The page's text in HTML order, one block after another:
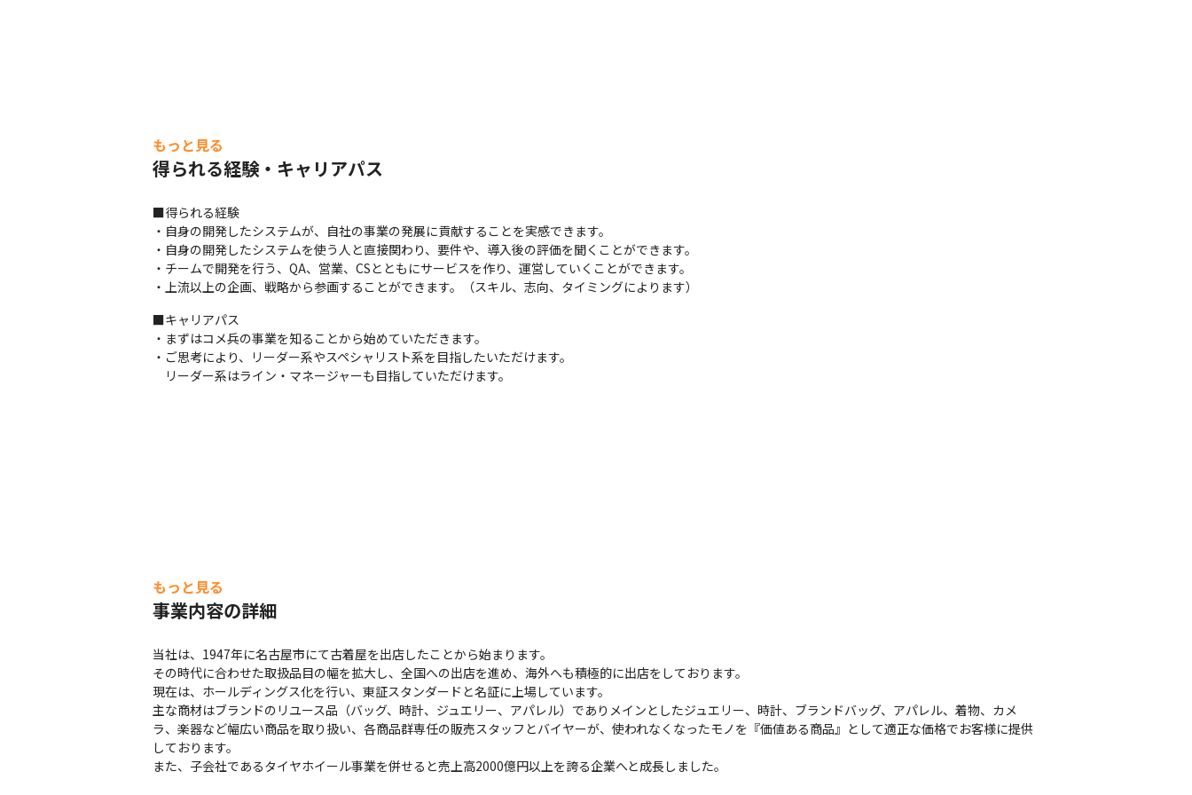
もっと見る
得られる経験・キャリアパス
■得られる経験
・自身の開発したシステムが、自社の事業の発展に貢献することを実感できます。
・自身の開発したシステムを使う人と直接関わり、要件や、導入後の評価を聞くことができます。
・チームで開発を行う、QA、営業、CSとともにサービスを作り、運営していくことができます。
・上流以上の企画、戦略から参画することができます。（スキル、志向、タイミングによります）
■キャリアパス
・まずはコメ兵の事業を知ることから始めていただきます。
・ご思考により、リーダー系やスペシャリスト系を目指したいただけます。
リーダー系はライン・マネージャーも目指していただけます。
もっと見る
事業内容の詳細
当社は、1947年に名古屋市にて古着屋を出店したことから始まります。
その時代に合わせた取扱品目の幅を拡大し、全国への出店を進め、海外へも積極的に出店をしております。
現在は、ホールディングス化を行い、東証スタンダードと名証に上場しています。
主な商材はブランドのリユース品（バッグ、時計、ジュエリー、アパレル）でありメインとしたジュエリー、時計、ブランドバッグ、アパレル、着物、カメ
ラ、楽器など幅広い商品を取り扱い、各商品群専任の販売スタッフとバイヤーが、使われなくなったモノを『価値ある商品』として適正な価格でお客様に提供
しております。
また、子会社であるタイヤホイール事業を併せると売上高2000億円以上を誇る企業へと成長しました。